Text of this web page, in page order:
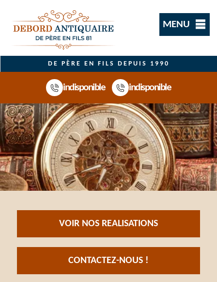
MENU
DE PÈRE EN FILS DEPUIS 1990
indisponible indisponible
VOIR NOS REALISATIONS
CONTACTEZ-NOUS !